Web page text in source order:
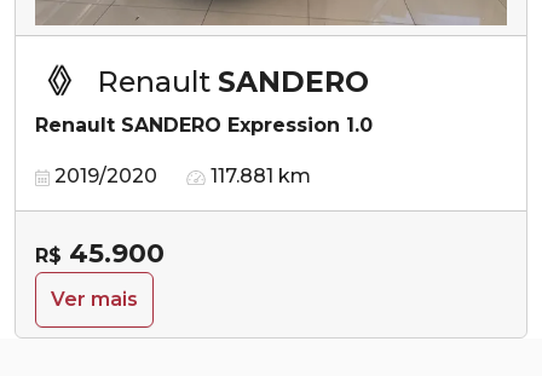
Renault SANDERO
Renault SANDERO Expression 1.0
2019/2020 117.881 km
R$ 45.900
Ver mais